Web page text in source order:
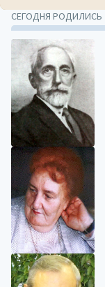
СЕГОДНЯ РОДИЛИСЬ